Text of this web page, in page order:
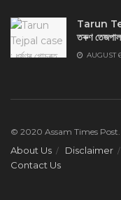
Tarun
তৰুণ
AUGUST
© 2020 Assam Times
About Us Disclaimer
Contact Us